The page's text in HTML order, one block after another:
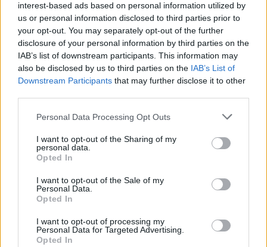
interest-based ads based on personal information utilized by
us or personal information disclosed to third parties prior to
your opt-out. You may separately opt-out of the further
disclosure of your personal information by third parties on the
IAB’s list of downstream participants. This information may
also be disclosed by us to third parties on the IAB’s List of
Downstream Participants that may further disclose it to other
Please note that this website/app uses one or more Google
not limited to your visit or usage behaviour. You may click to
grant or deny consent to Google and its third-party tags to
use your data for below specified purposes in below Google
consent section.
Personal Data Processing Opt Outs
I want to opt-out of the Sharing of my
personal data.
Opted In
I want to opt-out of the Sale of my
Personal Data.
Opted In
I want to opt-out of processing my
Personal Data for Targeted Advertising.
Opted In
Ελλάδα
ΟΠΑΠ
ΤΖΟΚΕΡ ΑΡΙΘΜΟΙ
ΤΖΟΚΕΡ ΚΛΗΡΩΣΗ
Share:
τελευταία νέατης ημέρας
Πιο δημοφιλή
«Ψήνονται» στα 40άρια δυτική και βόρεια
Ελλάδα – Ενισχυμένα μελτέμια έως 8
μποφόρ στο Αιγαίο μέχρι